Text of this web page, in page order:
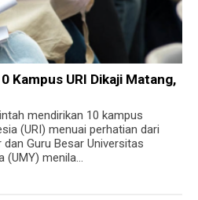
Kampus URI Dikaji Matang,
mendirikan 10 kampus
(URI) menuai perhatian dari
Guru Besar Universitas
(UMY) menila...